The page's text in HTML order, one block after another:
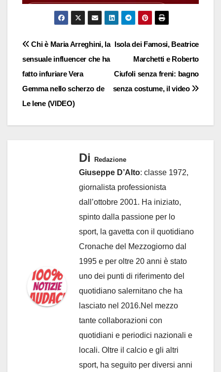
Navigazione
articoli
Isola dei Famosi, Beatrice
Marchetti e Roberto
Ciufoli senza freni: bagno
senza costume, il video
Chi è Maria Arreghini, la
sensuale influencer che ha
fatto infuriare Vera
Gemma nello scherzo de
Le Iene (VIDEO)
Di Redazione
Giuseppe D’Alto: classe 1972,
giornalista professionista
dall’ottobre 2001. Ha iniziato,
spinto dalla passione per lo
sport, la gavetta con il quotidiano
Cronache del Mezzogiorno dal
1995 e per oltre 20 anni è stato
uno dei punti di riferimento del
quotidiano salernitano che ha
lasciato nel 2016.Nel mezzo
tante collaborazioni con
quotidiani e periodici nazionali e
locali. Oltre il calcio e gli altri
sport, ha seguito per diversi anni